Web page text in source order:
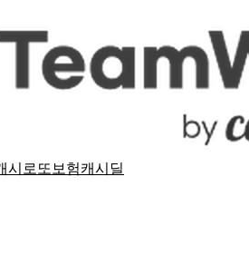
시로또 보험캐시딜